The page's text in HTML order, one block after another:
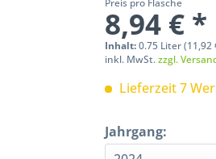
Preis pro Flasche
8,94 € *
Inhalt:0.75 Liter
inkl. MwSt.zzgl.
Lieferzeit 7
Jahrgang: